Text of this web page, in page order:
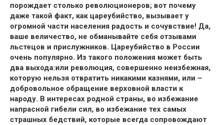
порождает столько революционеров; вот почему
даже такой факт, как цареубийство, вызывает у
огромной части населения радость и сочувствие! Да,
ваше величество, не обманывайте себя отзывами
льстецов и прислужников. Цареубийство в России
очень популярно. Из такого положения может быть
два выхода:или революция, совершенно неизбежная,
которую нельзя отвратить никакими казнями, или –
добровольное обращение верховной власти к
народу. В интересах родной страны, во избежание
напрасной гибели сил, во избежание тех самых
страшных бедствий, которые всегда сопровождают